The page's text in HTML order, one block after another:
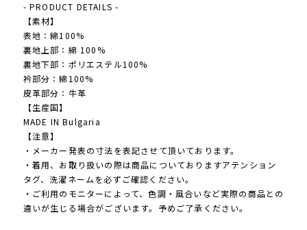
- PRODUCT DETAILS -
【素材】
表地：綿100%
裏地上部：綿 100%
裏地下部：ポリエステル100%
衿部分：綿100%
皮革部分：牛革
【生産国】
MADE IN Bulgaria
【注意】
・メーカー発表の寸法を表記させて頂いております。
・着用、お取り扱いの際は商品についておりますアテンション
タグ、洗濯ネームを必ずご確認ください。
・ご利用のモニターによって、色調・風合いなど実際の商品との
違いが生じる場合がございます。予めご了承ください。